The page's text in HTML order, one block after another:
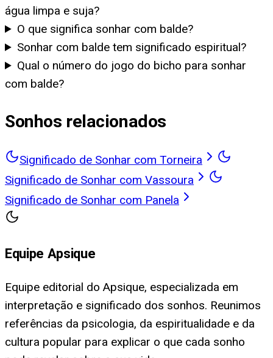
água limpa e suja?
O que significa sonhar com balde?
Sonhar com balde tem significado espiritual?
Qual o número do jogo do bicho para sonhar
com balde?
Sonhos relacionados
Significado de Sonhar com Torneira
Significado de Sonhar com Vassoura
Significado de Sonhar com Panela
Equipe Apsique
Equipe editorial do Apsique, especializada em
interpretação e significado dos sonhos. Reunimos
referências da psicologia, da espiritualidade e da
cultura popular para explicar o que cada sonho